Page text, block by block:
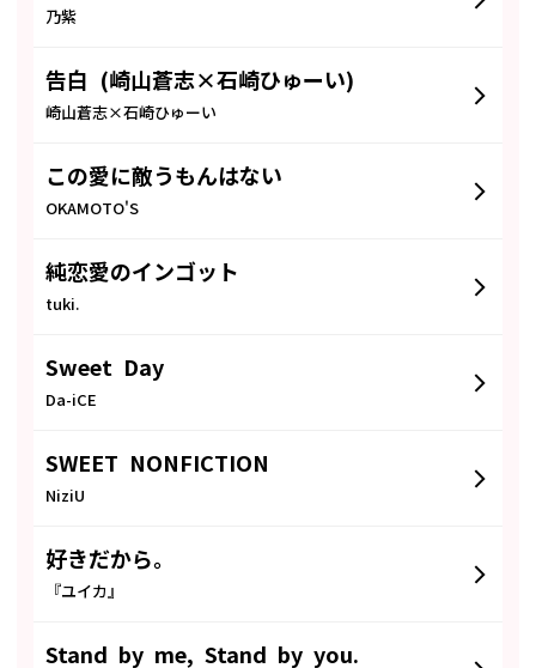
乃紫
告白 (崎山蒼志×石崎ひゅーい)
崎山蒼志×石崎ひゅーい
この愛に敵うもんはない
OKAMOTO'S
純恋愛のインゴット
tuki.
Sweet Day
Da-iCE
SWEET NONFICTION
NiziU
好きだから。
『ユイカ』
Stand by me, Stand by you.